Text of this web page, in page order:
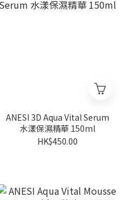
ANESI 3D Aqua Vital Serum
水漾保濕精華 150ml
HK$450.00